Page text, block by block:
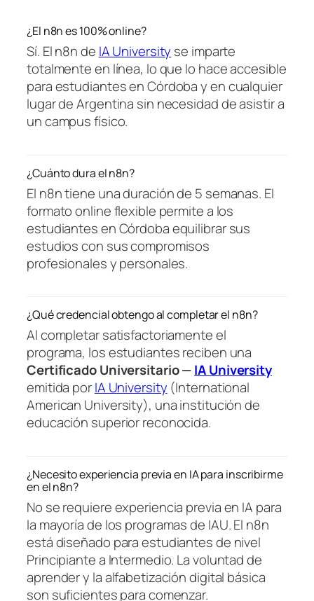
¿El n8n es 100% online?
Sí. El n8n de IA University se imparte
totalmente en línea, lo que lo hace accesible
para estudiantes en Córdoba y en cualquier
lugar de Argentina sin necesidad de asistir a
un campus físico.
¿Cuánto dura el n8n?
El n8n tiene una duración de 5 semanas. El
formato online flexible permite a los
estudiantes en Córdoba equilibrar sus
estudios con sus compromisos
profesionales y personales.
¿Qué credencial obtengo al completar el n8n?
Al completar satisfactoriamente el
programa, los estudiantes reciben una
Certificado Universitario —IA University
emitida porIA University (International
American University), una institución de
educación superior reconocida.
¿Necesito experiencia previa en IA para inscribirme
en el n8n?
No se requiere experiencia previa en IA para
la mayoría de los programas de IAU. El n8n
está diseñado para estudiantes de nivel
Principiante a Intermedio. La voluntad de
aprender y la alfabetización digital básica
son suficientes para comenzar.